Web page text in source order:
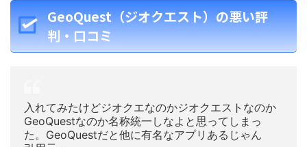
GeoQuest（ジオクエスト）の悪い評
判・口コミ
入れてみたけどジオクエなのかジオクエストなのか
GeoQuestなのか名称統一しなよと思ってしまっ
た。GeoQuestだと他に有名なアプリあるじゃん